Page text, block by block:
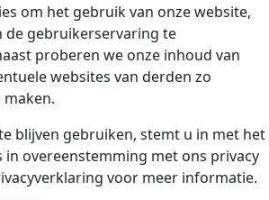
om het gebruik van onze website,
gebruikerservaring te
proberen we onze inhoud van
websites van derden zo
blijven gebruiken, stemt u in met het
in overeenstemming met ons privacy
voor meer informatie.